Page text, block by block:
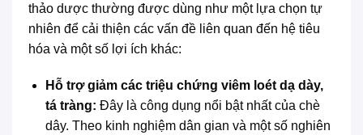
thảo dược thường được dùng như một lựa chọn tự
nhiên để cải thiện các vấn đề liên quan đến hệ tiêu
hóa và một số lợi ích khác:
Hỗ trợ giảm các triệu chứng viêm loét dạ dày,
tá tràng: Đây là công dụng nổi bật nhất của chè
dây. Theo kinh nghiệm dân gian và một số nghiên